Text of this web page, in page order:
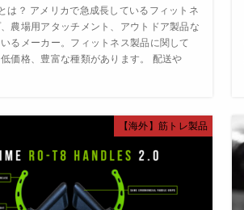
は？ アメリカで急成長しているフィットネ
農場用アタッチメント、アウトドア製品な
るメーカー。フィットネス製品に関して
価格、豊富な種類があります。 配送や
【海外】筋トレ製品